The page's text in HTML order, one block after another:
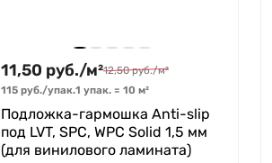
11,50 руб./м²12,50 руб./м²
115 руб./упак.1 упак.= 10 м²
Подложка-гармошка Anti-slip
под LVT, SPC, WPC Solid 1,5 мм
(для винилового ламината)